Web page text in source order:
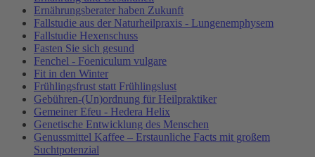
Ernährungsberater haben Zukunft
Fallstudie aus der Naturheilpraxis - Lungenemphysem
Fallstudie Hexenschuss
Fasten Sie sich gesund
Fenchel - Foeniculum vulgare
Fit in den Winter
Frühlingsfrust statt Frühlingslust
Gebühren-(Un)ordnung für Heilpraktiker
Gemeiner Efeu - Hedera Helix
Genetische Entwicklung des Menschen
Genussmittel Kaffee – Erstaunliche Facts mit großem
Suchtpotenzial